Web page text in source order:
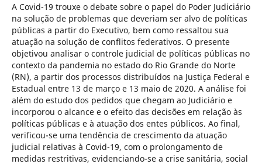
A Covid-19 trouxe o debate sobre o papel do Poder Judiciário
na solução de problemas que deveriam ser alvo de políticas
públicas a partir do Executivo, bem como ressaltou sua
atuação na solução de conflitos federativos. O presente
objetivou analisar o controle judicial de políticas públicas no
contexto da pandemia no estado do Rio Grande do Norte
(RN), a partir dos processos distribuídos na Justiça Federal e
Estadual entre 13 de março e 13 maio de 2020. A análise foi
além do estudo dos pedidos que chegam ao Judiciário e
incorporou o alcance e o efeito das decisões em relação às
políticas públicas e à atuação dos entes públicos. Ao final,
verificou-se uma tendência de crescimento da atuação
judicial relativas à Covid-19, com o prolongamento de
medidas restritivas, evidenciando-se a crise sanitária, social